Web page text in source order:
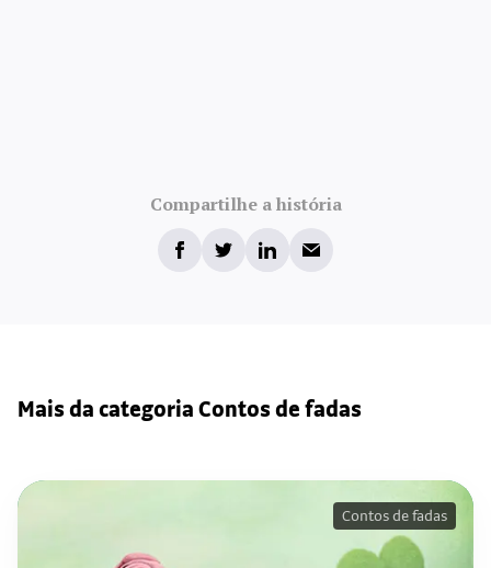
Compartilhe a história
Mais da categoria Contos de fadas
Contos de fadas